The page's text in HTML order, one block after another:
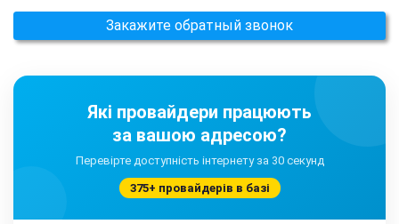
Закажите обратный звонок
Які провайдери працюють
за вашою адресою?
Перевірте доступність інтернету за 30 секунд
375+ провайдерів в базі